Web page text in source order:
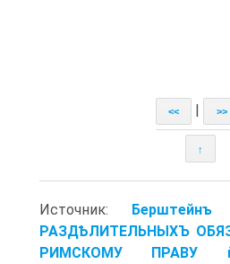
<< >>
↑
Источник:
РАЗДѢЛИТЕЛЬНЫХЪ
РИМСКОМУ ПРАВУ